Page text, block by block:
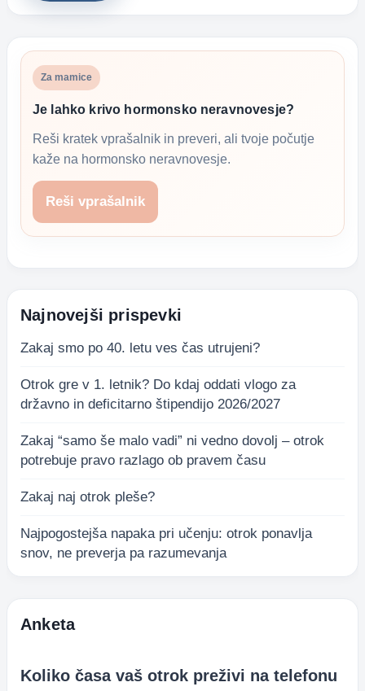
Za mamice
Je lahko krivo hormonsko neravnovesje?
Reši kratek vprašalnik in preveri, ali tvoje počutje
kaže na hormonsko neravnovesje.
Reši vprašalnik
Najnovejši prispevki
Zakaj smo po 40. letu ves čas utrujeni?
Otrok gre v 1. letnik? Do kdaj oddati vlogo za
državno in deficitarno štipendijo 2026/2027
Zakaj “samo še malo vadi” ni vedno dovolj – otrok
potrebuje pravo razlago ob pravem času
Zakaj naj otrok pleše?
Najpogostejša napaka pri učenju: otrok ponavlja
snov, ne preverja pa razumevanja
Anketa
Koliko časa vaš otrok preživi na telefonu